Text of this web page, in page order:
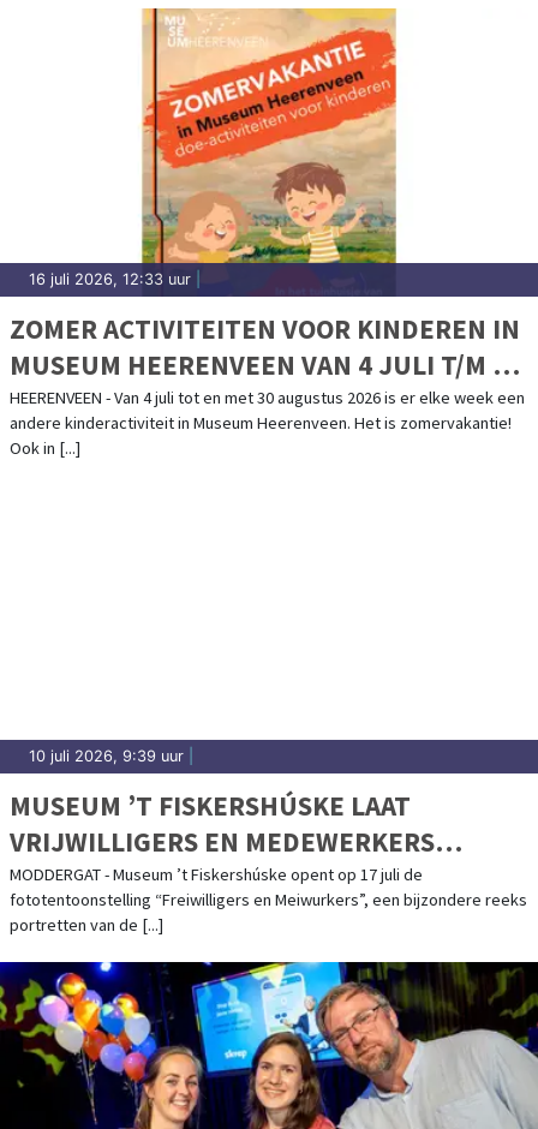
16 juli 2026, 12:33 uur
ZOMER ACTIVITEITEN VOOR KINDEREN IN
MUSEUM HEERENVEEN VAN 4 JULI T/M 30
AUGUSTUS 2026
HEERENVEEN - Van 4 juli tot en met 30 augustus 2026 is er elke week een
andere kinderactiviteit in Museum Heerenveen. Het is zomervakantie!
Ook in [...]
10 juli 2026, 9:39 uur
MUSEUM ’T FISKERSHÚSKE LAAT
VRIJWILLIGERS EN MEDEWERKERS
PORTRETEREN
MODDERGAT - Museum ’t Fiskershúske opent op 17 juli de
fototentoonstelling “Freiwilligers en Meiwurkers”, een bijzondere reeks
portretten van de [...]